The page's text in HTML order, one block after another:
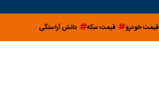
قیمت خودرو قیمت سکه دانش آراستگی